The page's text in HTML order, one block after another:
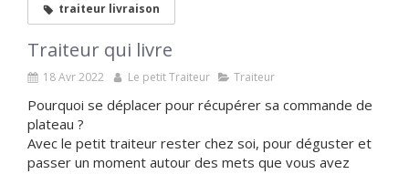
traiteur livraison
Traiteur qui livre
18 Avr 2022 Le petit Traiteur Traiteur
Pourquoi se déplacer pour récupérer sa commande de
plateau ?
Avec le petit traiteur rester chez soi, pour déguster et
passer un moment autour des mets que vous avez